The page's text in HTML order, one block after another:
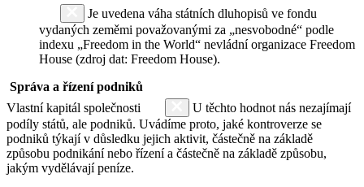
Je uvedena váha státních dluhopisů ve fondu
vydaných zeměmi považovanými za „nesvobodné“ podle
indexu „Freedom in the World“ nevládní organizace Freedom
House (zdroj dat: Freedom House).
Správa a řízení podniků
Vlastní kapitál společnosti
U těchto hodnot nás nezajímají
podíly států, ale podniků. Uvádíme proto, jaké kontroverze se
podniků týkají v důsledku jejich aktivit, částečně na základě
způsobu podnikání nebo řízení a částečně na základě způsobu,
jakým vydělávají peníze.